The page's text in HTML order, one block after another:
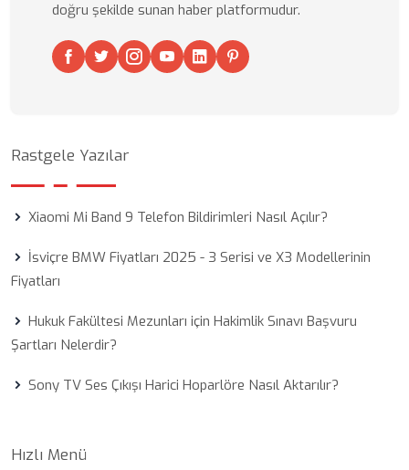
doğru şekilde sunan haber platformudur.
Rastgele Yazılar
Xiaomi Mi Band 9 Telefon Bildirimleri Nasıl Açılır?
İsviçre BMW Fiyatları 2025 - 3 Serisi ve X3 Modellerinin
Fiyatları
Hukuk Fakültesi Mezunları için Hakimlik Sınavı Başvuru
Şartları Nelerdir?
Sony TV Ses Çıkışı Harici Hoparlöre Nasıl Aktarılır?
Hızlı Menü